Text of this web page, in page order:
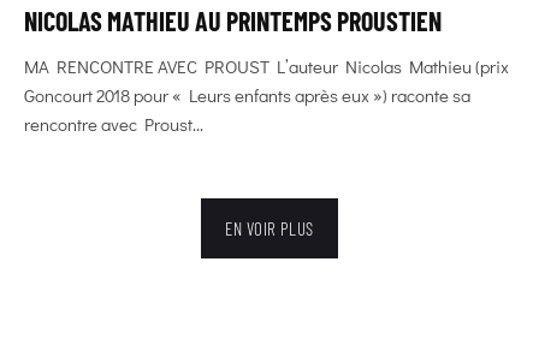
NICOLAS MATHIEU AU PRINTEMPS PROUSTIEN
MA RENCONTRE AVEC PROUST L’auteur Nicolas Mathieu (prix
Goncourt 2018 pour « Leurs enfants après eux ») raconte sa
rencontre avec Proust...
EN VOIR PLUS